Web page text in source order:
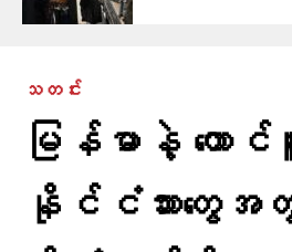
သတင်း
မြန်မာနဲ့ တေ
နိုင်ငံသားတွေ